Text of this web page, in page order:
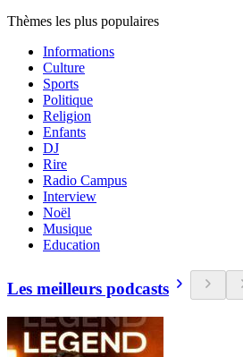
Thèmes les plus populaires
Informations
Culture
Sports
Politique
Religion
Enfants
DJ
Rire
Radio Campus
Interview
Noël
Musique
Education
Les meilleurs podcasts